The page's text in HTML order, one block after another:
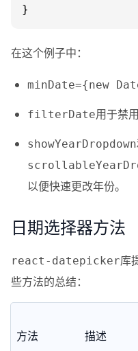
}
在这个例子中：
minDate={new
filterDate用于禁
showYearDropdown
以便快速更改年份。
日期选择器方法
react-datepicker库
些方法的总结：
方法 描述